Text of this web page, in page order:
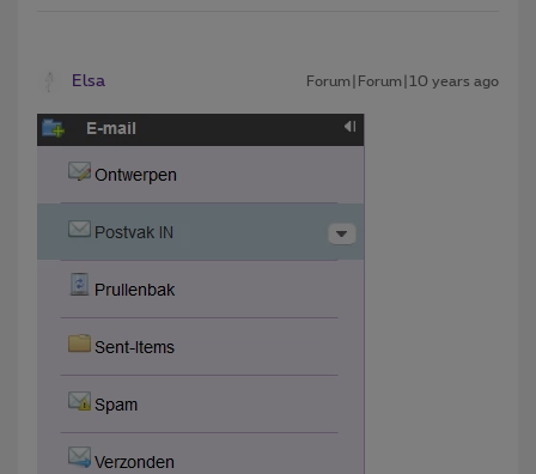
Elsa Forum|Forum|10 years ago